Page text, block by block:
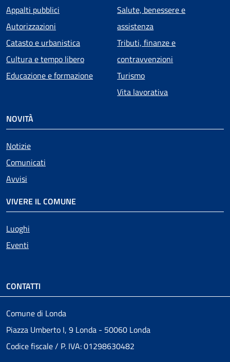
Appalti pubblici
Autorizzazioni
Catasto e urbanistica
Cultura e tempo libero
Educazione e formazione
Salute, benessere e
assistenza
Tributi, finanze e
contravvenzioni
Turismo
Vita lavorativa
NOVITÀ
Notizie
Comunicati
Avvisi
VIVERE IL COMUNE
Luoghi
Eventi
CONTATTI
Comune di Londa
Piazza Umberto I, 9 Londa - 50060 Londa
Codice fiscale / P. IVA: 01298630482